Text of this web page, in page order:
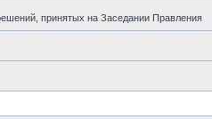
принятых на Заседании Правления